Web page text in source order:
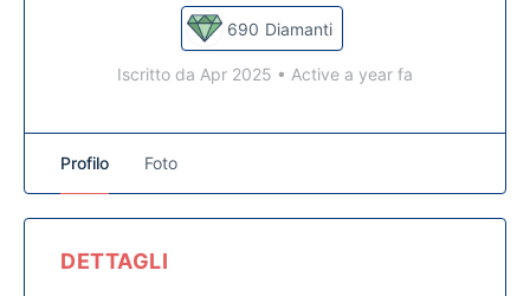
690 Diamanti
Iscritto da Apr 2025 • Active a year fa
Profilo Foto
DETTAGLI